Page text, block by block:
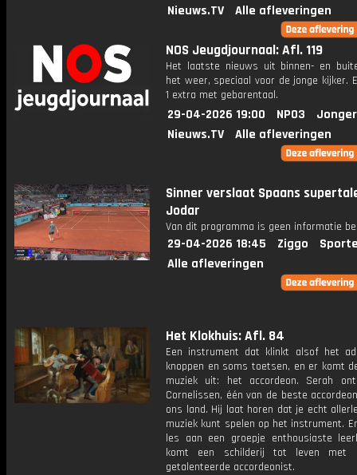
Nieuws.TV Alle afleveringen
NOS Jeugdjournaal: Afl. 119
Het laatste nieuws uit binnen- en
het weer, speciaal voor de jonge kijker.
1 extra met gebarentaal.
29-04-2026 19:00 NPO3
Nieuws.TV
Alle afleveringen
Sinner verslaat Spaans
Jodar
Van dit programma is geen informatie
29-04-2026 18:45 Ziggo
Alle afleveringen
Het Klokhuis: Afl. 84
Een instrument dat klinkt alsof het
knoppen en soms toetsen, en er komt
muziek uit: het accordeon. Serah
Cornelissen, één van de beste
ons land. Hij laat horen dat je echt
muziek kunt spelen op het instrument.
les aan een groepje enthousiaste
komt een schilderij tot leven met
getalenteerde accordeonist.